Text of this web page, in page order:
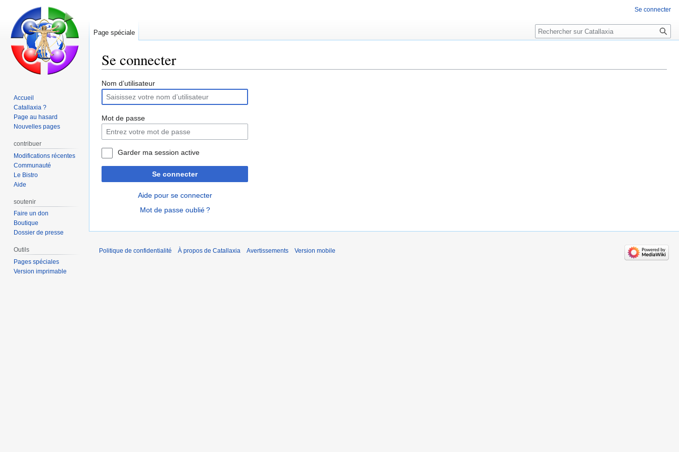
Se connecter
Aller
la
navigation
Aller
la
recherche
Nom d’utilisateur
Mot de passe
Garder ma session active
Se connecter
Aide pour se connecter
Mot de passe oublié ?
Se connecter
Page spéciale Rechercher
Accueil
Catallaxia ?
Page au hasard
Nouvelles pages
contribuer
Modifications récentes
Communauté
Le Bistro
Aide
soutenir
Faire un don
Boutique
Dossier de presse
Outils
Pages spéciales
Version imprimable
Politique de confidentialité À propos de Catallaxia Avertissements Version mobile